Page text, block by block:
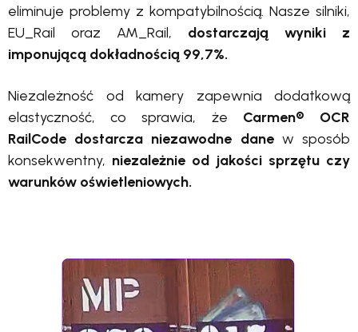
eliminuje problemy z kompatybilnością. Nasze silniki,
EU_Rail oraz AM_Rail, dostarczają wyniki z
imponującą dokładnością 99,7%.
Niezależność od kamery zapewnia dodatkową
elastyczność, co sprawia, że Carmen® OCR
RailCode dostarcza niezawodne danew sposób
konsekwentny, niezależnie od jakości sprzętu czy
warunków oświetleniowych.